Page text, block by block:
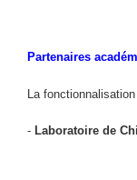
Partenaires
La
- Laboratoire de